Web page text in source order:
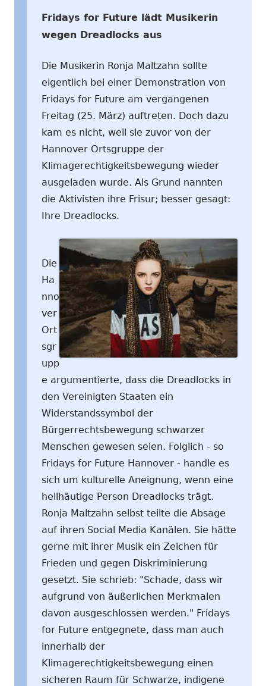
Fridays for Future lädt Musikerin
wegen Dreadlocks aus
Die Musikerin Ronja Maltzahn sollte
eigentlich bei einer Demonstration von
Fridays for Future am vergangenen
Freitag (25. März) auftreten. Doch dazu
kam es nicht, weil sie zuvor von der
Hannover Ortsgruppe der
Klimagerechtigkeitsbewegung wieder
ausgeladen wurde. Als Grund nannten
die Aktivisten ihre Frisur; besser gesagt:
Ihre Dreadlocks.
Die
Ha
nno
ver
Ort
sgr
upp
e argumentierte, dass die Dreadlocks in
den Vereinigten Staaten ein
Widerstandssymbol der
Bürgerrechtsbewegung schwarzer
Menschen gewesen seien. Folglich - so
Fridays for Future Hannover - handle es
sich um kulturelle Aneignung, wenn eine
hellhäutige Person Dreadlocks trägt.
Ronja Maltzahn selbst teilte die Absage
auf ihren Social Media Kanälen. Sie hätte
gerne mit ihrer Musik ein Zeichen für
Frieden und gegen Diskriminierung
gesetzt. Sie schrieb: "Schade, dass wir
aufgrund von äußerlichen Merkmalen
davon ausgeschlossen werden." Fridays
for Future entgegnete, dass man auch
innerhalb der
Klimagerechtigkeitsbewegung einen
sicheren Raum für Schwarze, indigene